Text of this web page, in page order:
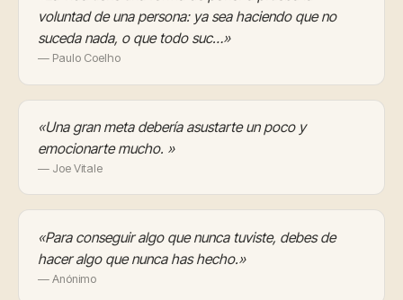
voluntad de una persona: ya sea haciendo que no
suceda nada, o que todo suc…»
— Paulo Coelho
«Una gran meta debería asustarte un poco y
emocionarte mucho. »
— Joe Vitale
«Para conseguir algo que nunca tuviste, debes de
hacer algo que nunca has hecho.»
— Anónimo